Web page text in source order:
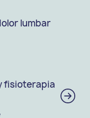
lumbar
fisioterapia